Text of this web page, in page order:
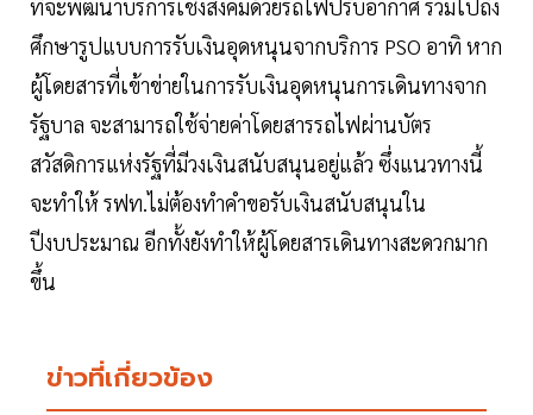
ที่จะพัฒนาบริการเชิงสังคมด้วยรถไฟปรับอากาศ รวมไปถึง
ศึกษารูปแบบการรับเงินอุดหนุนจากบริการ PSO อาทิ หาก
ผู้โดยสารที่เข้าข่ายในการรับเงินอุดหนุนการเดินทางจาก
รัฐบาล จะสามารถใช้จ่ายค่าโดยสารรถไฟผ่านบัตร
สวัสดิการแห่งรัฐที่มีวงเงินสนับสนุนอยู่แล้ว ซึ่งแนวทางนี้
จะทำให้ รฟท.ไม่ต้องทำคำขอรับเงินสนับสนุนใน
ปีงบประมาณ อีกทั้งยังทำให้ผู้โดยสารเดินทางสะดวกมาก
ขึ้น
ข่าวที่เกี่ยวข้อง